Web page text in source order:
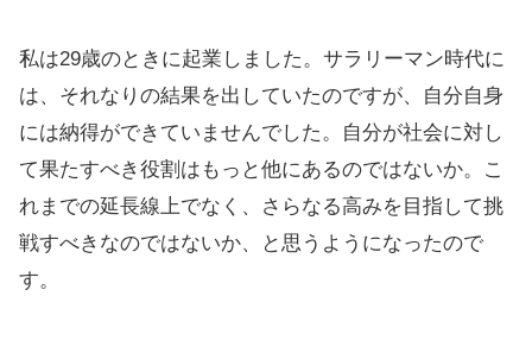
私は29歳のときに起業しました。サラリーマン時代に
は、それなりの結果を出していたのですが、
自分自身
には納得ができていませんでした。自分が社会に対し
て果たすべき役割はもっと他にあるのではないか。こ
れまでの延長線上でなく、さらなる高みを目指して挑
戦すべきなのではないか、と思うようになったので
す。